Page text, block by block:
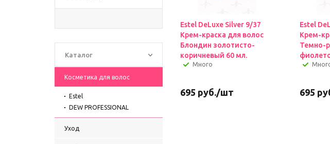
Каталог
Косметика для волос
Estel
DEW PROFESSIONAL
Уход
Estel DeLuxe Silver 9/37
Крем-краска для волос
Блондин золотисто-
коричневый 60 мл.
Много
695 руб./шт
Estel
Крем-
Темно-
695